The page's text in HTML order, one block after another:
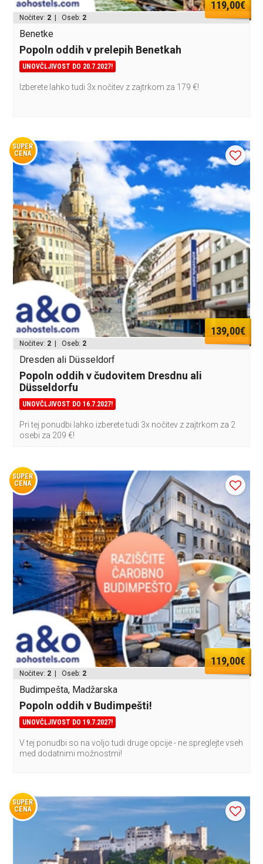
119,00€
Nočitev: 2 | Oseb: 2
Benetke
Popoln oddih v prelepih Benetkah
UNOVČLJIVOST DO 20.7.2027!
Izberete lahko tudi 3x nočitev z zajtrkom za 179 €!
SUPER
CENA
139,00€
Nočitev: 2 | Oseb: 2
Dresden ali Düsseldorf
Popoln oddih v čudovitem Dresdnu ali
Düsseldorfu
UNOVČLJIVOST DO 16.7.2027!
Pri tej ponudbi lahko izberete tudi 3x nočitev z zajtrkom za 2
osebi za 209 €!
SUPER
CENA
119,00€
Nočitev: 2 | Oseb: 2
Budimpešta, Madžarska
Popoln oddih v Budimpešti!
UNOVČLJIVOST DO 19.7.2027!
V tej ponudbi so na voljo tudi druge opcije - ne spreglejte vseh
med dodatnimi možnostmi!
SUPER
CENA